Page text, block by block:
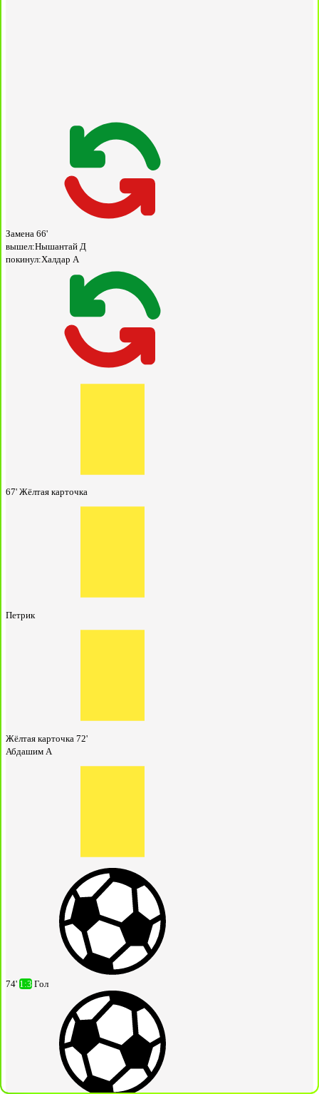
Замена 66'
вышел:Нышантай Д
покинул:Халдар А
67' Жёлтая карточка
Петрик
Жёлтая карточка 72'
Абдашим А
74' 1:3 Гол